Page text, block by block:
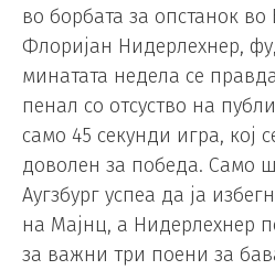
во борбата за опстанок во
Флоријан Нидерлехнер,
минатата недела се
пенал со отсуство на
само 45 секунди игра, кој
доволен за победа. Само
Аугзбург успеа да ја
на Мајнц, а Нидерлехнер
за важни три поени за